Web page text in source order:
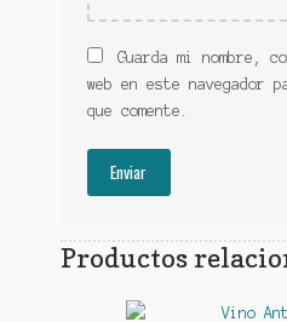
Guarda mi nombre,
web en este navegador
que comente.
Productos